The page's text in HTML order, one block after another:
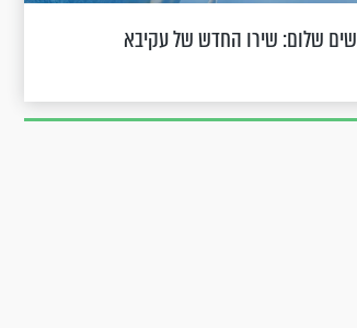
שים שלום: שירו החדש של עקיבא